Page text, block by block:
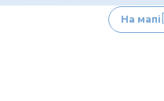
На мапі